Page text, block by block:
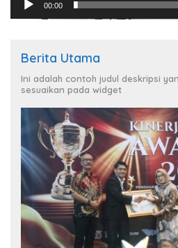
00:00
Berita Utama
Ini adalah contoh judul deskripsi
sesuaikan pada widget